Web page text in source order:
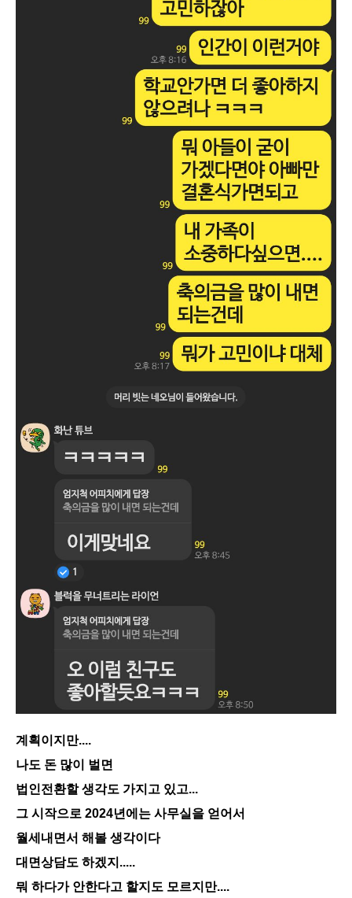
계획이지만....
나도 돈 많이 벌면
법인전환할 생각도 가지고 있고...
그 시작으로 2024년에는 사무실을 얻어서
월세내면서 해볼 생각이다
대면상담도 하겠지.....
뭐 하다가 안한다고 할지도 모르지만....